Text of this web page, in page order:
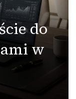
do
w